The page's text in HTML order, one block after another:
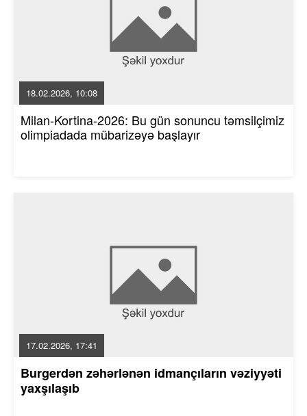
18.02.2026, 10:08
Milan-Kortina-2026: Bu gün sonuncu təmsilçimiz
olimpiadada mübarizəyə başlayır
17.02.2026, 17:41
Burgerdən zəhərlənən idmançıların vəziyyəti
yaxşılaşıb